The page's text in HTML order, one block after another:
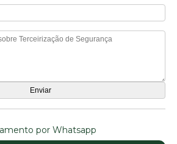
por Whatsapp